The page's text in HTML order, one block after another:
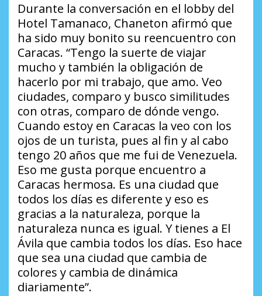
Durante la conversación en el lobby del
Hotel Tamanaco, Chaneton afirmó que
ha sido muy bonito su reencuentro con
Caracas. “Tengo la suerte de viajar
mucho y también la obligación de
hacerlo por mi trabajo, que amo. Veo
ciudades, comparo y busco similitudes
con otras, comparo de dónde vengo.
Cuando estoy en Caracas la veo con los
ojos de un turista, pues al fin y al cabo
tengo 20 años que me fui de Venezuela.
Eso me gusta porque encuentro a
Caracas hermosa. Es una ciudad que
todos los días es diferente y eso es
gracias a la naturaleza, porque la
naturaleza nunca es igual. Y tienes a El
Ávila que cambia todos los días. Eso hace
que sea una ciudad que cambia de
colores y cambia de dinámica
diariamente”.